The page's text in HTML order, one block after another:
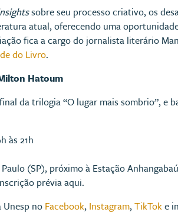
sobre seu processo criativo, os
atual, oferecendo uma
fica a cargo do jornalista literário
do Livro.
Hatoum
da trilogia “O lugar mais sombrio”, e
às 21h
(SP), próximo à Estação
prévia aqui.
Unesp no Facebook, Instagram,TikToke